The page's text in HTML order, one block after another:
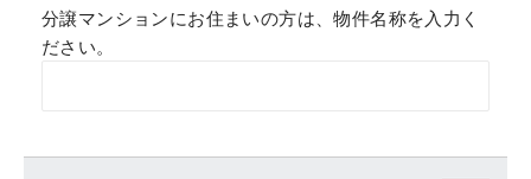
分譲マンションにお住まいの方は、物件名称を入力く
ださい。